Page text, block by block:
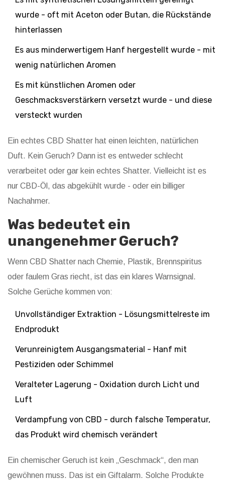
wurde - oft mit Aceton oder Butan, die Rückstände
hinterlassen
Es aus minderwertigem Hanf hergestellt wurde - mit
wenig natürlichen Aromen
Es mit künstlichen Aromen oder
Geschmacksverstärkern versetzt wurde - und diese
versteckt wurden
Ein echtes CBD Shatter hat einen leichten, natürlichen
Duft. Kein Geruch? Dann ist es entweder schlecht
verarbeitet oder gar kein echtes Shatter. Vielleicht ist es
nur CBD-Öl, das abgekühlt wurde - oder ein billiger
Nachahmer.
Was bedeutet ein
unangenehmer Geruch?
Wenn CBD Shatter nach Chemie, Plastik, Brennspiritus
oder faulem Gras riecht, ist das ein klares Warnsignal.
Solche Gerüche kommen von:
Unvollständiger Extraktion - Lösungsmittelreste im
Endprodukt
Verunreinigtem Ausgangsmaterial - Hanf mit
Pestiziden oder Schimmel
Veralteter Lagerung - Oxidation durch Licht und
Luft
Verdampfung von CBD - durch falsche Temperatur,
das Produkt wird chemisch verändert
Ein chemischer Geruch ist kein „Geschmack“, den man
gewöhnen muss. Das ist ein Giftalarm. Solche Produkte